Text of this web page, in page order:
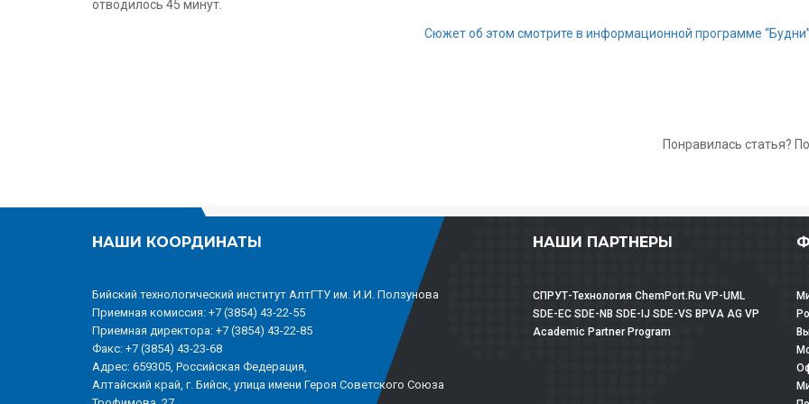
отводилось 45 минут.
Сюжет об этом смотрите в информационной программе
Понравилась статья?
НАШИ КООРДИНАТЫ
Бийский технологический институт АлтГТУ им. И.И. Ползунова
Приемная комиссия: +7 (3854) 43-22-55
Приемная директора: +7 (3854) 43-22-85
Факс: +7 (3854) 43-23-68
Адрес: 659305, Российская Федерация,
Алтайский край, г. Бийск, улица имени Героя Советского Союза
НАШИ ПАРТНЕРЫ
СПРУТ-Технология ChemPort.Ru VP-UML
SDE-EC SDE-NB SDE-IJ SDE-VS BPVA AG VP
Academic Partner Program